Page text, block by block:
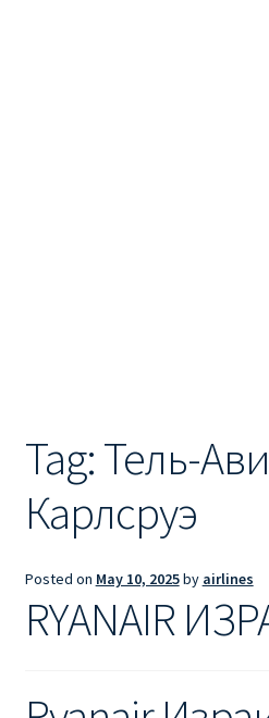
RYANAIR ИЗ РИГИ
Ryanair из Стокгольма
Ryanair из Тампере
БРНО
Tag:Тель-
Карлсруэ
Posted on May 10, 2025by airlines
RYANAIR